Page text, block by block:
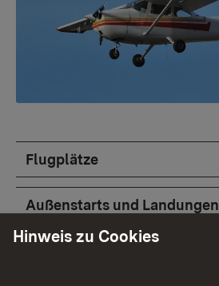
Flugplätze
Außenstarts und Landungen
Hinweis zu Cookies